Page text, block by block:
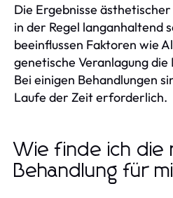
Die Ergebnisse
in der Regel langanhaltend
beeinflussen Faktoren wie
genetische Veranlagung
Bei einigen Behandlungen
Laufe der Zeit erforderlich.
Wie finde ich die
Behandlung für